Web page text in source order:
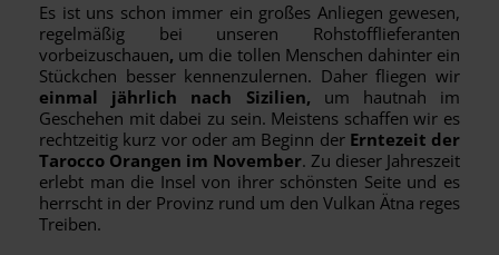
Es ist uns schon immer ein großes Anliegen gewesen,
regelmäßig bei unseren Rohstofflieferanten
vorbeizuschauen, um die tollen Menschen dahinter ein
Stückchen besser kennenzulernen. Daher fliegen wir
einmal jährlich nach Sizilien, um hautnah im
Geschehen mit dabei zu sein. Meistens schaffen wir es
rechtzeitig kurz vor oder am Beginn derErntezeit der
Tarocco Orangen im November. Zu dieser Jahreszeit
erlebt man die Insel von ihrer schönsten Seite und es
herrscht in der Provinz rund um den Vulkan Ätna reges
Treiben.